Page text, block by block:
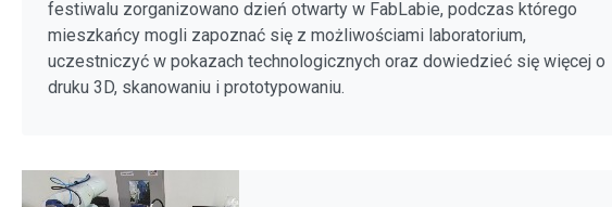
festiwalu zorganizowano dzień otwarty w FabLabie, podczas którego
mieszkańcy mogli zapoznać się z możliwościami laboratorium,
uczestniczyć w pokazach technologicznych oraz dowiedzieć się więcej o
druku 3D, skanowaniu i prototypowaniu.